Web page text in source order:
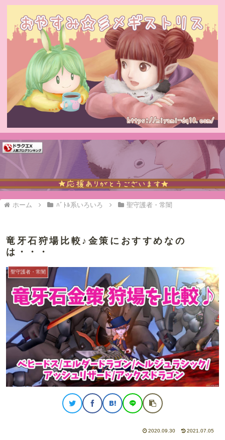
ホーム ﾊﾞﾄﾙ系いろいろ 聖守護者・常闇
竜牙石狩場比較♪金策におすすめなの
は・・・
聖守護者・常闇
2020.09.30 2021.07.05